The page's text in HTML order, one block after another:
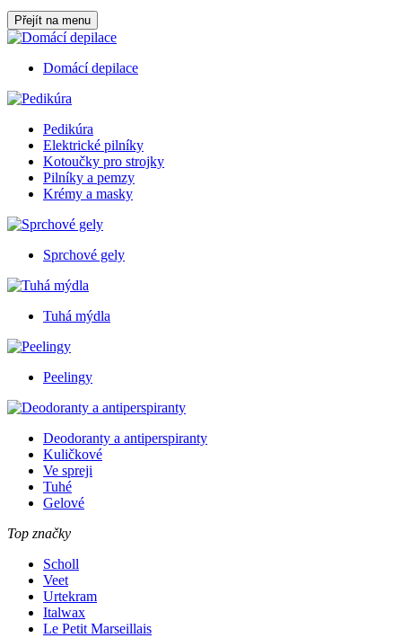
Přejít na menu
Domácí depilace
Pedikúra
Elektrické pilníky
Kotoučky pro strojky
Pilníky a pemzy
Krémy a masky
Sprchové gely
Tuhá mýdla
Peelingy
Deodoranty a antiperspiranty
Kuličkové
Ve spreji
Tuhé
Gelové
Top značky
Scholl
Veet
Urtekram
Italwax
Le Petit Marseillais